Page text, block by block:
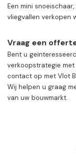
Een mini
vliegvallen verkopen
Vraag een
Bent u
verkoopstrategie
contact op met Vlot
Wij helpen u graag
van uw bouwmarkt.